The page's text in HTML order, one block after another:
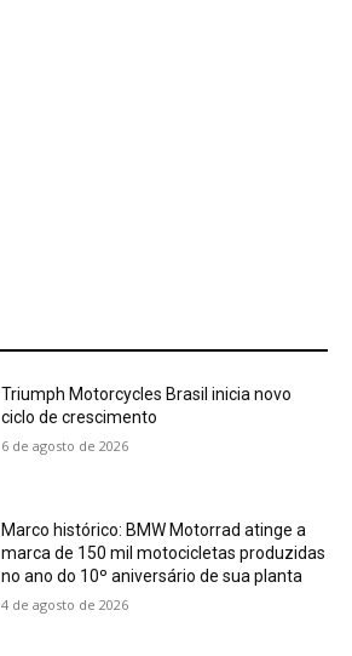
Triumph Motorcycles Brasil inicia novo
ciclo de crescimento
6 de agosto de 2026
Marco histórico: BMW Motorrad atinge a
marca de 150 mil motocicletas produzidas
no ano do 10º aniversário de sua planta
4 de agosto de 2026